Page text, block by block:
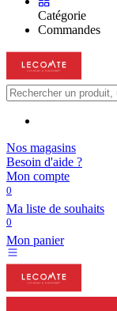
Catégorie
Commandes
Nos magasins
Besoin d'aide ?
Mon compte
0
Ma liste de souhaits
0
Mon panier